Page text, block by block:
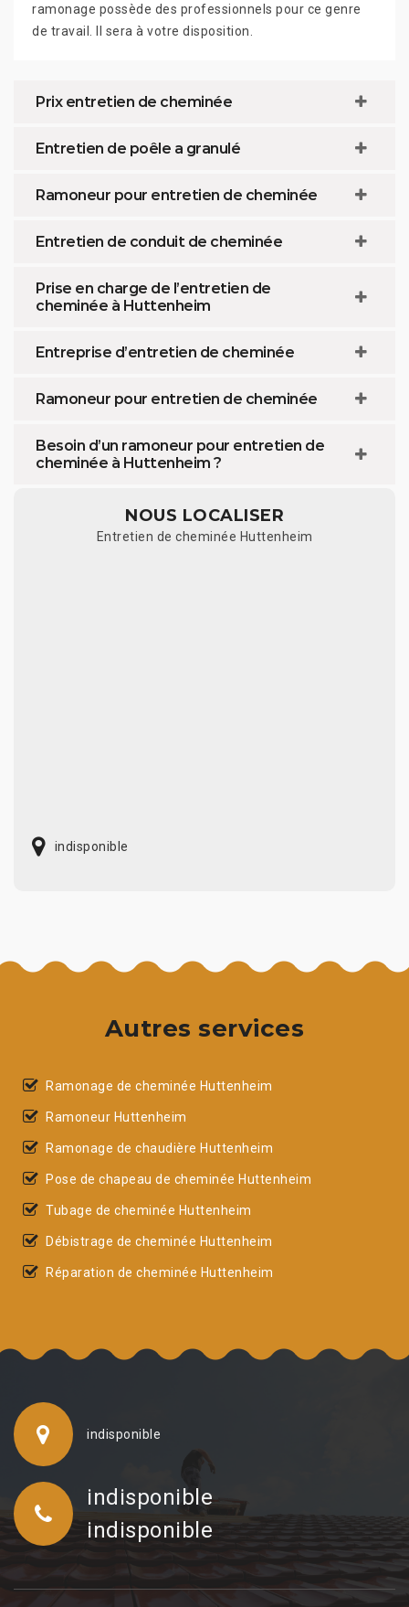
ramonage possède des professionnels pour ce genre
de travail. Il sera à votre disposition.
Prix entretien de cheminée
Entretien de poêle a granulé
Ramoneur pour entretien de cheminée
Entretien de conduit de cheminée
Prise en charge de l’entretien de
cheminée à Huttenheim
Entreprise d’entretien de cheminée
Ramoneur pour entretien de cheminée
Besoin d’un ramoneur pour entretien de
cheminée à Huttenheim ?
NOUS LOCALISER
Entretien de cheminée Huttenheim
indisponible
Autres services
Ramonage de cheminée Huttenheim
Ramoneur Huttenheim
Ramonage de chaudière Huttenheim
Pose de chapeau de cheminée Huttenheim
Tubage de cheminée Huttenheim
Débistrage de cheminée Huttenheim
Réparation de cheminée Huttenheim
indisponible
indisponible
indisponible